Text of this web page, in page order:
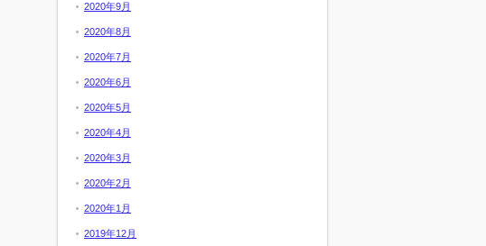
2020年9月
2020年8月
2020年7月
2020年6月
2020年5月
2020年4月
2020年3月
2020年2月
2020年1月
2019年12月